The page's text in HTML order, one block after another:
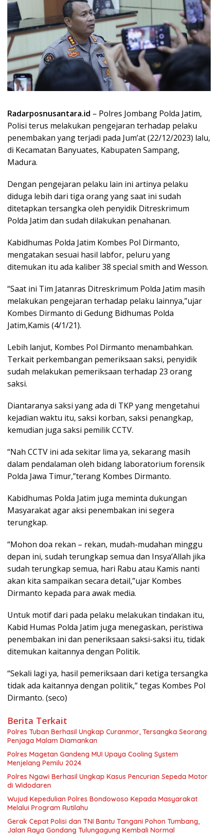
Radarposnusantara.id – Polres Jombang Polda Jatim,
Polisi terus melakukan pengejaran terhadap pelaku
penembakan yang terjadi pada Jum’at (22/12/2023) lalu,
di Kecamatan Banyuates, Kabupaten Sampang,
Madura.
Dengan pengejaran pelaku lain ini artinya pelaku
diduga lebih dari tiga orang yang saat ini sudah
ditetapkan tersangka oleh penyidik Ditreskrimum
Polda Jatim dan sudah dilakukan penahanan.
Kabidhumas Polda Jatim Kombes Pol Dirmanto,
mengatakan sesuai hasil labfor, peluru yang
ditemukan itu ada kaliber 38 special smith and Wesson.
“Saat ini Tim Jatanras Ditreskrimum Polda Jatim masih
melakukan pengejaran terhadap pelaku lainnya,”ujar
Kombes Dirmanto di Gedung Bidhumas Polda
Jatim,Kamis (4/1/21).
Lebih lanjut, Kombes Pol Dirmanto menambahkan.
Terkait perkembangan pemeriksaan saksi, penyidik
sudah melakukan pemeriksaan terhadap 23 orang
saksi.
Diantaranya saksi yang ada di TKP yang mengetahui
kejadian waktu itu, saksi korban, saksi penangkap,
kemudian juga saksi pemilik CCTV.
“Nah CCTV ini ada sekitar lima ya, sekarang masih
dalam pendalaman oleh bidang laboratorium forensik
Polda Jawa Timur,”terang Kombes Dirmanto.
Kabidhumas Polda Jatim juga meminta dukungan
Masyarakat agar aksi penembakan ini segera
terungkap.
“Mohon doa rekan – rekan, mudah-mudahan minggu
depan ini, sudah terungkap semua dan Insya’Allah jika
sudah terungkap semua, hari Rabu atau Kamis nanti
akan kita sampaikan secara detail,”ujar Kombes
Dirmanto kepada para awak media.
Untuk motif dari pada pelaku melakukan tindakan itu,
Kabid Humas Polda Jatim juga menegaskan, peristiwa
penembakan ini dan peneriksaan saksi-saksi itu, tidak
ditemukan kaitannya dengan Politik.
“Sekali lagi ya, hasil pemeriksaan dari ketiga tersangka
tidak ada kaitannya dengan politik,” tegas Kombes Pol
Dirmanto. (seco)
Berita Terkait
Polres Tuban Berhasil Ungkap Curanmor, Tersangka Seorang
Penjaga Malam Diamankan
Polres Magetan Gandeng MUI Upaya Cooling System
Menjelang Pemilu 2024
Polres Ngawi Berhasil Ungkap Kasus Pencurian Sepeda Motor
di Widodaren
Wujud Kepedulian Polres Bondowoso Kepada Masyarakat
Melalui Program Rutilahu
Gerak Cepat Polisi dan TNI Bantu Tangani Pohon Tumbang,
Jalan Raya Gondang Tulungagung Kembali Normal